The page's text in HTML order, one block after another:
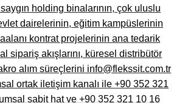
Mobilya Firmaları, İmalatçıları
İmalatçıları, Mobilyacıları
holding binalarının, çok uluslu
dairelerinin, eğitim kampüslerinin
kontrat projelerinin ana tedarik
sipariş akışlarını, küresel distribütör
alım süreçlerini info@flekssit.com.tr
ortak iletişim kanalı ile +90 352 321
sabit hat ve +90 352 321 10 16